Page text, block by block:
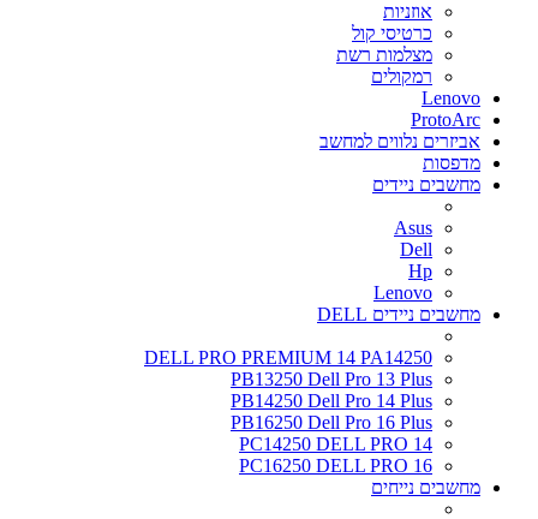
אוזניות
כרטיסי קול
מצלמות רשת
רמקולים
Lenovo
ProtoArc
אביזרים נלווים למחשב
מדפסות
מחשבים ניידים
Asus
Dell
Hp
Lenovo
מחשבים ניידים DELL
DELL PRO PREMIUM 14 PA14250
PB13250 Dell Pro 13 Plus
PB14250 Dell Pro 14 Plus
PB16250 Dell Pro 16 Plus
PC14250 DELL PRO 14
PC16250 DELL PRO 16
מחשבים נייחים